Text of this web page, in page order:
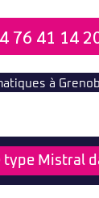
76 41 14
à
type Mistral